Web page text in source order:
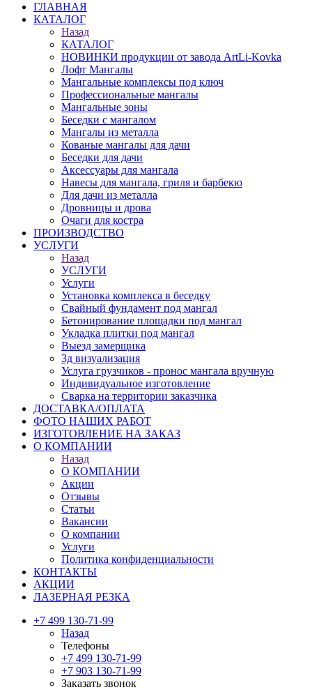
ГЛАВНАЯ
КАТАЛОГ
Назад
КАТАЛОГ
НОВИНКИ продукции от завода ArtLi-Kovka
Лофт Мангалы
Мангальные комплексы под ключ
Профессиональные мангалы
Мангальные зоны
Беседки с мангалом
Мангалы из металла
Кованые мангалы для дачи
Беседки для дачи
Аксессуары для мангала
Навесы для мангала, гриля и барбекю
Для дачи из металла
Дровницы и дрова
Очаги для костра
ПРОИЗВОДСТВО
УСЛУГИ
Назад
УСЛУГИ
Услуги
Установка комплекса в беседку
Свайный фундамент под мангал
Бетонирование площадки под мангал
Укладка плитки под мангал
Выезд замерщика
3д визуализация
Услуга грузчиков - пронос мангала вручную
Индивидуальное изготовление
Сварка на территории заказчика
ДОСТАВКА/ОПЛАТА
ФОТО НАШИХ РАБОТ
ИЗГОТОВЛЕНИЕ НА ЗАКАЗ
О КОМПАНИИ
Назад
О КОМПАНИИ
Акции
Отзывы
Статьи
Вакансии
О компании
Услуги
Политика конфиденциальности
КОНТАКТЫ
АКЦИИ
ЛАЗЕРНАЯ РЕЗКА
+7 499 130-71-99
Назад
Телефоны
+7 499 130-71-99
+7 903 130-71-99
Заказать звонок